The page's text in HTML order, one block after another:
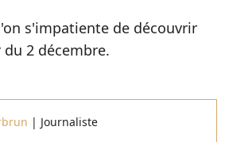
s'impatiente de découvrir
2 décembre.
| Journaliste